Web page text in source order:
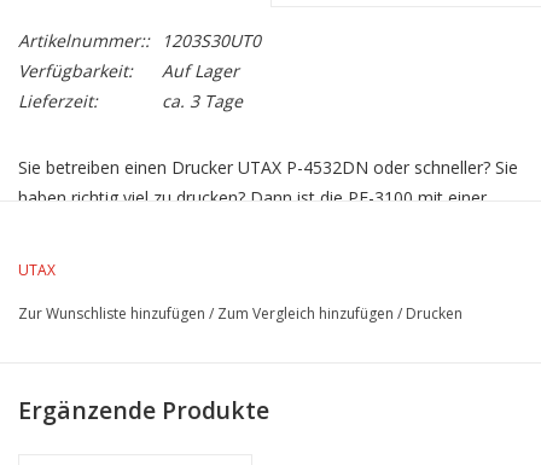
Artikelnummer::
1203S30UT0
Verfügbarkeit:
Auf Lager
Lieferzeit:
ca. 3 Tage
Sie betreiben einen Drucker UTAX P-4532DN oder schneller? Sie
haben richtig viel zu drucken? Dann ist die PF-3100 mit einer
betreiben!
UTAX
Zur Wunschliste hinzufügen / Zum Vergleich hinzufügen / Drucken
Ergänzende Produkte